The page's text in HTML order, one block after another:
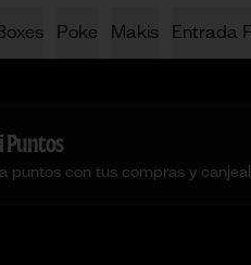
Poke Makis Entrada
Puntos
puntos con tus compras y